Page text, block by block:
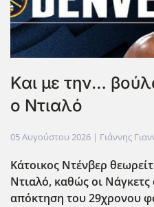
Και με την…
ο Ντιαλό
05 Αυγούστου 2026 | Γιάννης
Κάτοικος Ντένβερ
Ντιαλό, καθώς οι
απόκτηση του 29χρονου